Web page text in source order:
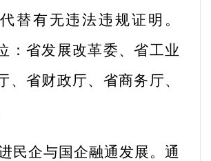
替有无违法违规证明。
：省发展改革委、省工业
、省财政厅、省商务厅、
民企与国企融通发展。 通